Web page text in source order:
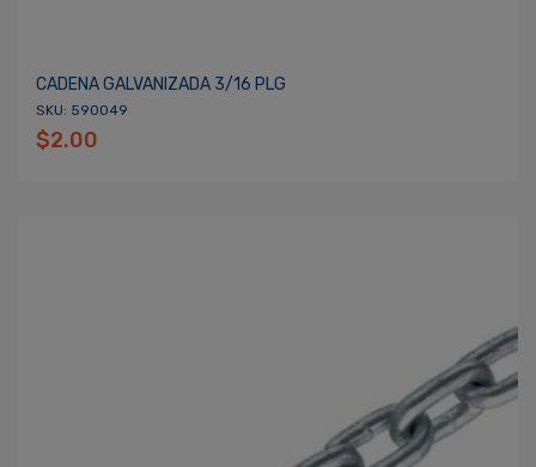
CADENA GALVANIZADA 3/16 PLG
SKU: 590049
$2.00